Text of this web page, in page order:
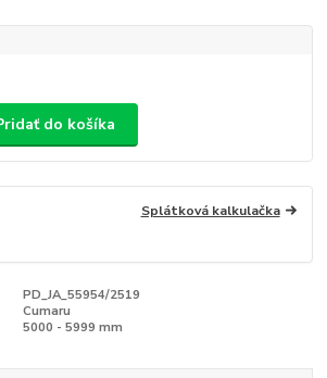
do košíka
Splátková kalkulačka
PD_JA_55954/2519
Cumaru
5000 - 5999 mm